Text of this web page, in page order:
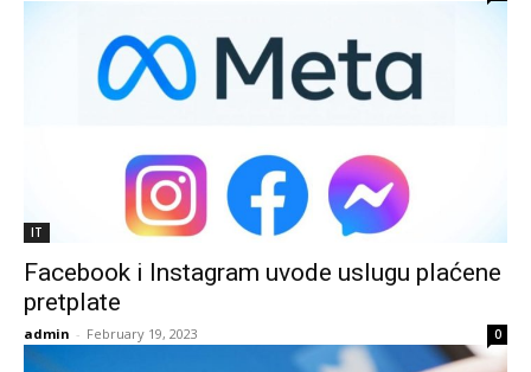
IT
Facebook i Instagram uvode uslugu plaćene
pretplate
admin - February 19, 2023 0